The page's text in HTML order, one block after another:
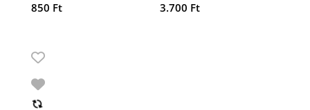
850 Ft 3.700 Ft